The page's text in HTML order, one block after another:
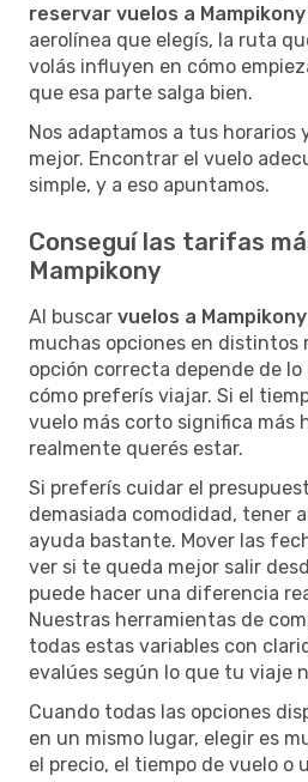
reservar vuelos a Mampikony
aerolínea que elegís, la ruta
volás influyen en cómo
que esa parte salga bien.
Nos adaptamos a tus horarios
mejor. Encontrar el vuelo
simple, y a eso apuntamos.
Conseguí las tarifas
Mampikony
Al buscar vuelos a Mampikony
muchas opciones en distintos
opción correcta depende de lo
cómo preferís viajar. Si el
vuelo más corto significa más
realmente querés estar.
Si preferís cuidar el
demasiada comodidad, tener
ayuda bastante. Mover las
ver si te queda mejor salir
puede hacer una diferencia
Nuestras herramientas de
todas estas variables con
evalúes según lo que tu viaje
Cuando todas las opciones
en un mismo lugar, elegir es
el precio, el tiempo de vuelo o